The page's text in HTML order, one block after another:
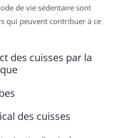
de vie sédentaire sont
qui peuvent contribuer à ce
des cuisses par la
des cuisses